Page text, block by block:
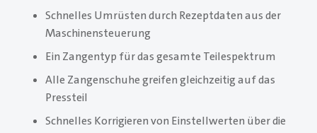
Schnelles Umrüsten durch Rezeptdaten aus der
Maschinensteuerung
Ein Zangentyp für das gesamte Teilespektrum
Alle Zangenschuhe greifen gleichzeitig auf das
Pressteil
Schnelles Korrigieren von Einstellwerten über die